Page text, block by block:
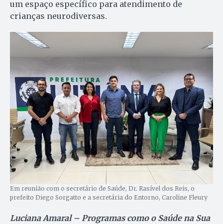
um espaço específico para atendimento de
crianças neurodiversas.
Em reunião com o secretário de Saúde, Dr. Rasível dos Reis, o
prefeito Diego Sorgatto e a secretária do Entorno, Caroline Fleury
Luciana Amaral – Programas como o Saúde na Sua